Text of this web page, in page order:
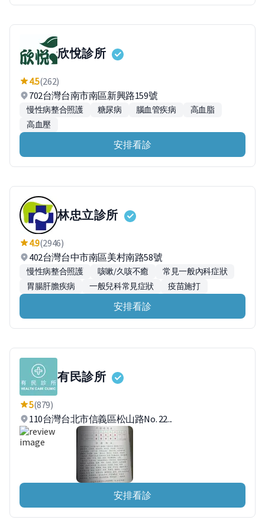
欣悅診所
4.5(262)
702台灣台南市南區新興路159號
慢性病整合照護 糖尿病 腦血管疾病
高血脂
高血壓
安排看診
林忠立診所
4.9(2946)
402台灣台中市南區美村南路58號
慢性病整合照護 咳嗽/久咳不癒
常見一般內科症狀
胃腸肝膽疾病
一般兒科常見症狀 疫苗施打
安排看診
有民診所
5(879)
110台灣台北市信義區松山路No. 22...
安排看診